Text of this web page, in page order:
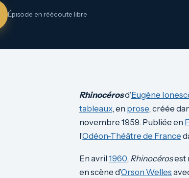
Épisode en réécoute libre
Rhinocérosd’Eugène
tableaux, en prose, créée
novembre 1959. Publiée en
l’Odéon-Théâtre de France
En avril 1960, Rhinocérosest
en scène d’Orson Welles